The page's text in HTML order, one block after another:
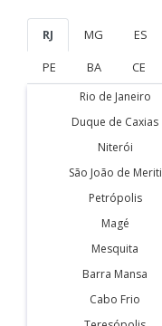
RJ MG ES
PE
BA CE
Rio de Janeiro
Duque de Caxias
Niterói
São João de Meriti
Petrópolis
Magé
Mesquita
Barra Mansa
Cabo Frio